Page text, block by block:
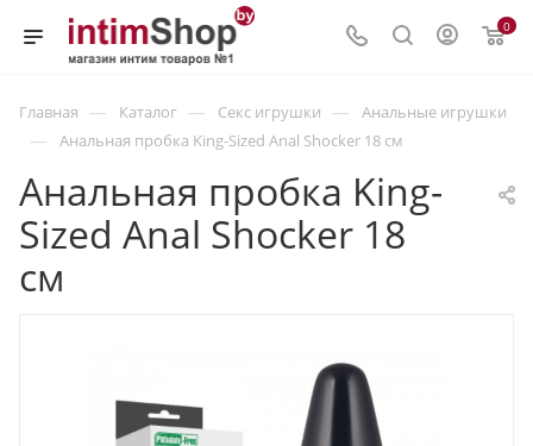
0
Главная — Каталог — Секс игрушки — Анальные игрушки
— Анальная пробка King-Sized Anal Shocker 18 см
Анальная пробка King-
Sized Anal Shocker 18
см